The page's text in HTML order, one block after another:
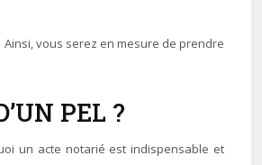
vous serez en mesure de prendre
PEL ?
un acte notarié est indispensable et